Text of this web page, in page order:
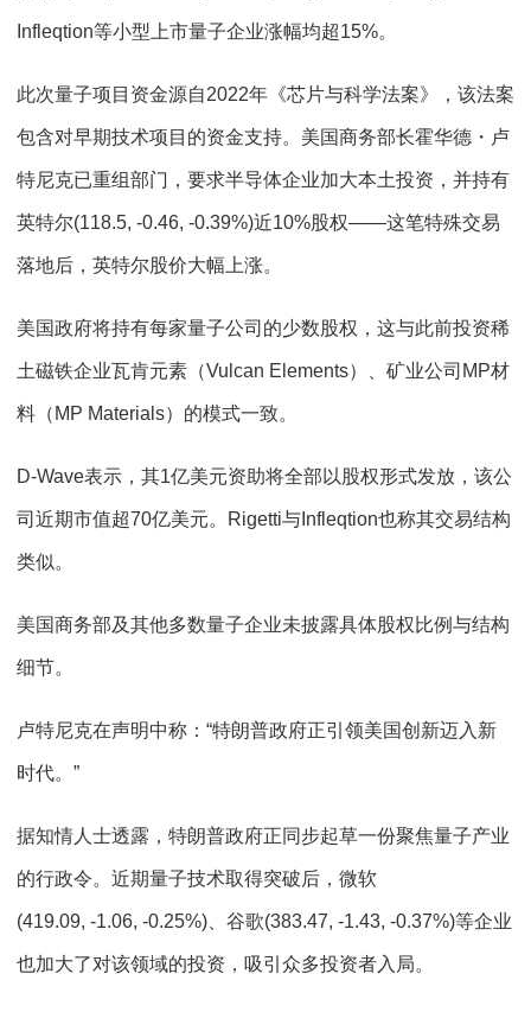
Infleqtion等小型上市量子企业涨幅均超15%。
此次量子项目资金源自2022年《芯片与科学法案》，该法案
包含对早期技术项目的资金支持。美国商务部长霍华德・卢
特尼克已重组部门，要求半导体企业加大本土投资，并持有
英特尔(118.5, -0.46, -0.39%)近10%股权——这笔特殊交易
落地后，英特尔股价大幅上涨。
美国政府将持有每家量子公司的少数股权，这与此前投资稀
土磁铁企业瓦肯元素（Vulcan Elements）、矿业公司MP材
料（MP Materials）的模式一致。
D-Wave表示，其1亿美元资助将全部以股权形式发放，该公
司近期市值超70亿美元。Rigetti与Infleqtion也称其交易结构
类似。
美国商务部及其他多数量子企业未披露具体股权比例与结构
细节。
卢特尼克在声明中称：“特朗普政府正引领美国创新迈入新
时代。”
据知情人士透露，特朗普政府正同步起草一份聚焦量子产业
的行政令。近期量子技术取得突破后，微软
(419.09, -1.06, -0.25%)、谷歌(383.47, -1.43, -0.37%)等企业
也加大了对该领域的投资，吸引众多投资者入局。